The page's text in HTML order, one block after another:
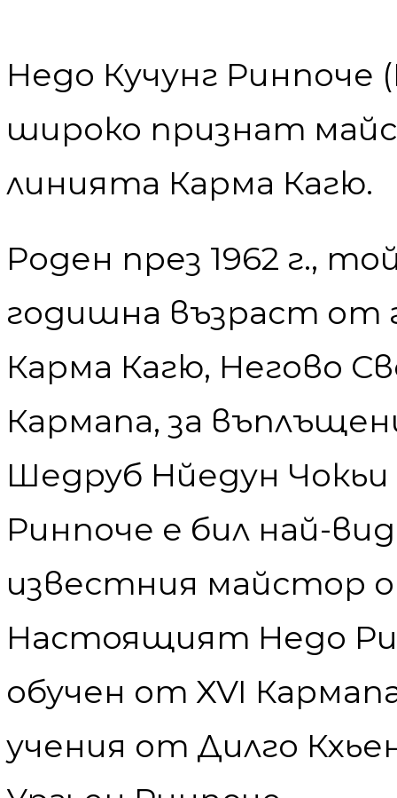
Недо Кучунг Ринпоче
широко признат
линията Карма Кагю.
Роден през 1962 г.,
годишна възраст от
Карма Кагю, Негово
Кармапа, за
Шедруб Нйедун
Ринпоче е бил най-
известния майстор
Настоящият Недо
обучен от XVI
учения от Дилго